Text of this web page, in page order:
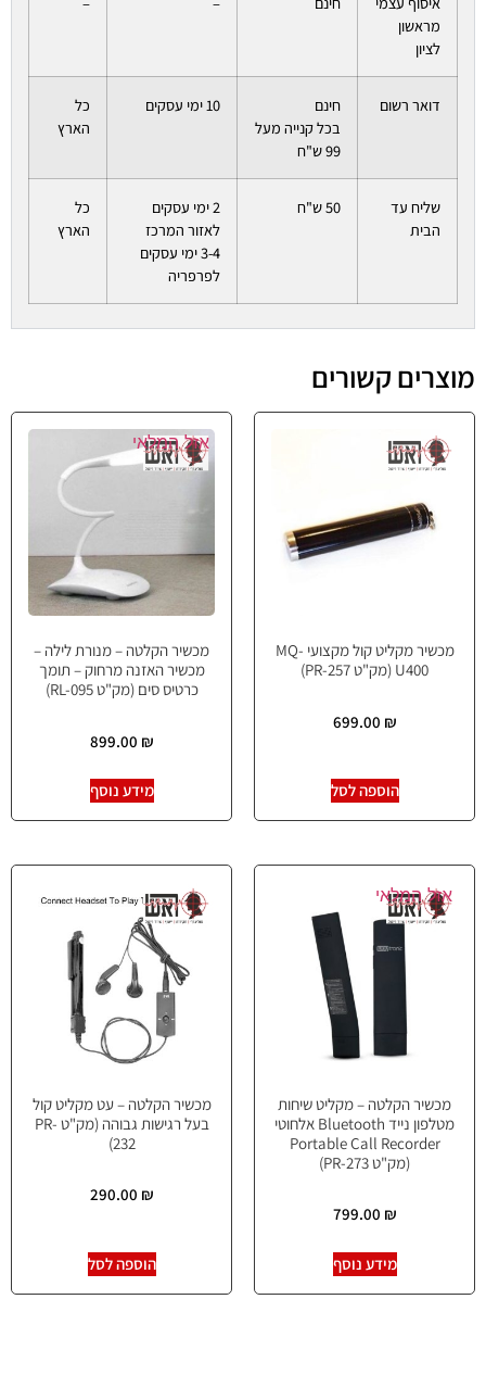
מראשון
לציון
דואר רשום
חינם
בכל קנייה מעל
99 ש"ח
10 ימי עסקים
כל
הארץ
שליח עד
הבית
50 ש"ח
2 ימי עסקים
לאזור המרכז
3-4 ימי עסקים
לפרפריה
כל
הארץ
מוצרים קשורים
מכשיר מקליט קול מקצועי MQ-
U400 (מק"ט PR-257)
699.00 ₪
הוספה לסל
אזל המלאי
מכשיר הקלטה – מנורת לילה –
מכשיר האזנה מרחוק – תומך
כרטיס סים (מק"ט RL-095)
899.00 ₪
מידע נוסף
אזל המלאי
מכשיר הקלטה – מקליט שיחות
מטלפון נייד Bluetooth אלחוטי
Portable Call Recorder
(מק"ט PR-273)
799.00 ₪
מידע נוסף
מכשיר הקלטה – עט מקליט קול
בעל רגישות גבוהה (מק"ט PR-
232)
290.00 ₪
הוספה לסל